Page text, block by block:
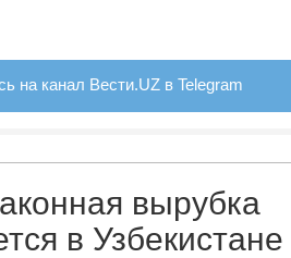
на канал Вести.UZ в Telegram
вырубка
в Узбекистане